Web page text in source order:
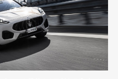
Fashion
Gourmet Cars
Lifestyle